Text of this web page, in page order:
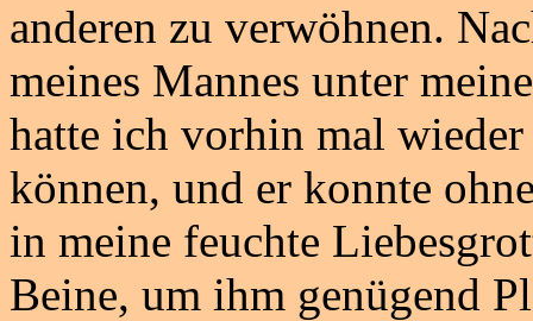
anderen zu verwöhnen.
meines Mannes unter
hatte ich vorhin mal wieder
können, und er konnte
in meine feuchte
Beine, um ihm genügend